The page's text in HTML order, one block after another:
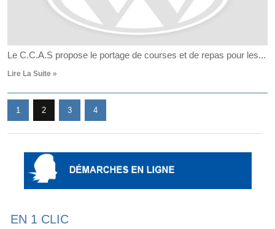
Le C.C.A.S propose le portage de courses et de repas pour les...
Lire La Suite »
1 2 3 4
EN 1 CLIC